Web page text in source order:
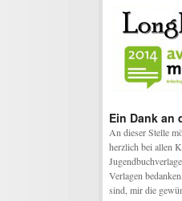
Ein Dank an
An dieser Stelle
herzlich bei allen
Verlagen
sind, mir die